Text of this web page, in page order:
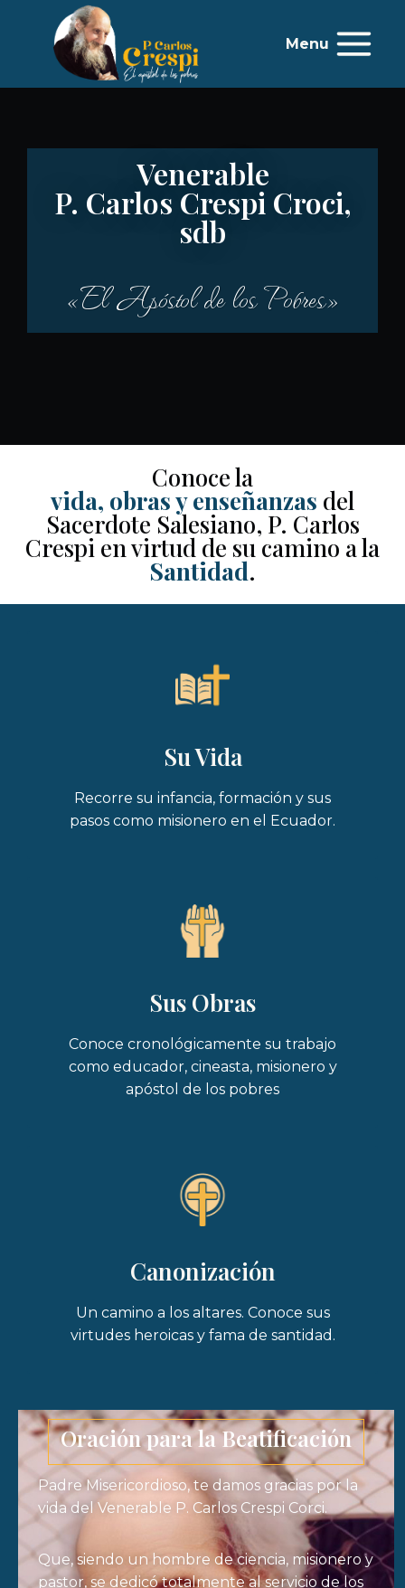
Menu
Venerable
P. Carlos Crespi Croci,
sdb
«El Apóstol de los Pobres»
Conoce la
vida, obras y enseñanzas del
Sacerdote Salesiano, P. Carlos
Crespi en virtud de su camino a la
Santidad.
Su Vida
Recorre su infancia, formación y sus
pasos como misionero en el Ecuador.
Sus Obras
Conoce cronológicamente su trabajo
como educador, cineasta, misionero y
apóstol de los pobres
Canonización
Un camino a los altares. Conoce sus
virtudes heroicas y fama de santidad.
Oración para la Beatificación
Padre Misericordioso, te damos gracias por la
vida del Venerable P. Carlos Crespi Corci.
Que, siendo un hombre de ciencia, misionero y
pastor, se dedicó totalmente al servicio de los